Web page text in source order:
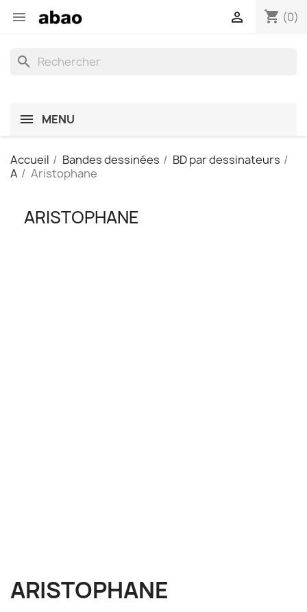
 shopping_cart (0)

search
MENU
Accueil Bandes dessinées
BD par dessinateurs
A
Aristophane
ARISTOPHANE
ARISTOPHANE